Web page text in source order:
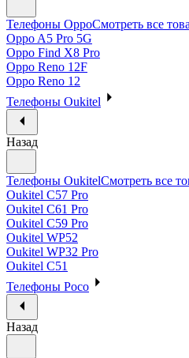
Телефоны OppoСмотреть все
Oppo A5 Pro 5G
Oppo Find X8 Pro
Oppo Reno 12F
Oppo Reno 12
Телефоны Oukitel
Назад
Телефоны OukitelСмотреть все
Oukitel C57 Pro
Oukitel C61 Pro
Oukitel C59 Pro
Oukitel WP52
Oukitel WP32 Pro
Oukitel C51
Телефоны Poco
Назад